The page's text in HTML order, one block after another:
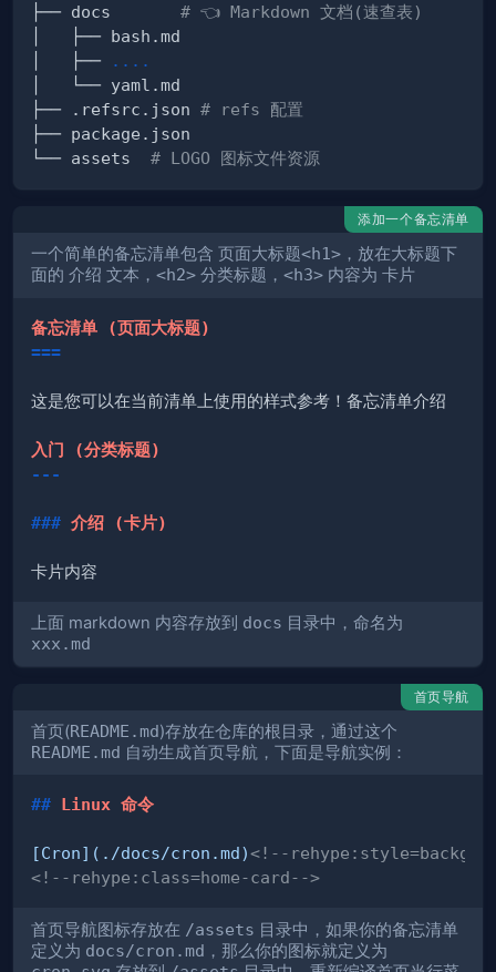
├── docs # 👈 Markdown 文档(速查表)
│   ├──
.. ..
├── .refsrc.json # refs 配置
└── assets # LOGO 图标文件资源
添加一个备忘清单
一个简单的备忘清单包含 页面大标题<h1> ，放在大标题下
面的 介绍 文本， <h2> 分类标题， <h3> 内容为 卡片
===
---
### 介绍 (卡片)
上面 markdown 内容存放到 docs 目录中，命名为
xxx.md
首页导航
首页(README.md)存放在仓库的根目录，通过这个
README.md 自动生成首页导航，下面是导航实例：
## Linux 命令
[Cron]( ./docs/cron.md)<!--
<!--rehype:class=home-card-->
首页导航图标存放在 /assets 目录中，如果你的备忘清单
定义为 docs/cron.md ，那么你的图标就定义为